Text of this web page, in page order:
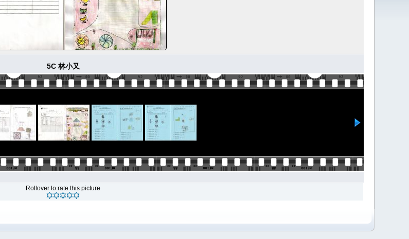
5C 林小又
Rollover to rate this picture